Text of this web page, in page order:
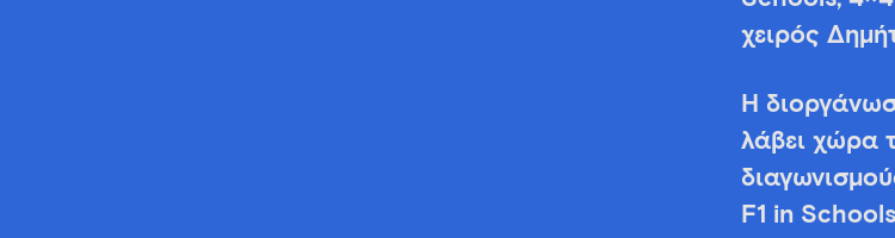
χειρός
Η
λάβει χώρα
F1 in